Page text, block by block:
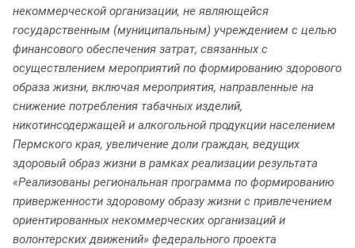
некоммерческой организации, не являющейся
государственным (муниципальным) учреждением с целью
финансового обеспечения затрат, связанных с
осуществлением мероприятий по формированию здорового
образа жизни, включая мероприятия, направленные на
снижение потребления табачных изделий,
никотинсодержащей и алкогольной продукции населением
Пермского края, увеличение доли граждан, ведущих
здоровый образ жизни в рамках реализации результата
«Реализованы региональная программа по формированию
приверженности здоровому образу жизни с привлечением
ориентированных некоммерческих организаций и
волонтерских движений» федерального проекта